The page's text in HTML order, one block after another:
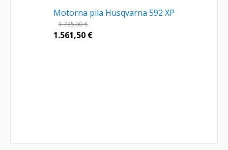
Motorna pila Husqvarna 592 XP
1.735,00€
1.561,50 €